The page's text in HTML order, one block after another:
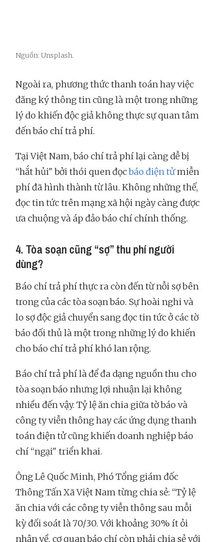
Nguồn: Unsplash.
Ngoài ra, phương thức thanh toán hay việc
đăng ký thông tin cũng là một trong những
lý do khiến độc giả không thực sự quan tâm
đến báo chí trả phí.
Tại Việt Nam, báo chí trả phí lại càng dễ bị
“hắt hủi" bởi thói quen đọcbáo điện tửmiễn
phí đã hình thành từ lâu. Không những thế,
đọc tin tức trên mạng xã hội ngày càng được
ưa chuộng và áp đảo báo chí chính thống.
4. Tòa soạn cũng “sợ” thu phí người
dùng?
Báo chí trả phí thực ra còn đến từ nỗi sợ bên
trong của các tòa soạn báo. Sự hoài nghi và
lo sợ độc giả chuyển sang đọc tin tức ở các tờ
báo đối thủ là một trong những lý do khiến
cho báo chí trả phí khó lan rộng.
Báo chí trả phí là để đa dạng nguồn thu cho
tòa soạn báo nhưng lợi nhuận lại không
nhiều đến vậy. Tỷ lệ ăn chia giữa tờ báo và
công ty viễn thông hay các ứng dụng thanh
toán điện tử cũng khiến doanh nghiệp báo
chí “ngại" triển khai.
Ông Lê Quốc Minh, Phó Tổng giám đốc
Thông Tấn Xã Việt Nam từng chia sẻ: “Tỷ lệ
ăn chia với các công ty viễn thông sau mỗi
kỳ đối soát là 70/30. Với khoảng 30% ít ỏi
nhận về, cơ quan báo chí còn phải chia sẻ với